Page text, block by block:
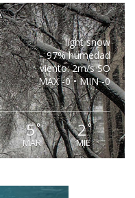
light snow
97% humedad
viento: 2m/s SO
MAX -0 • MIN -0
5°
MAR
2°
MIE